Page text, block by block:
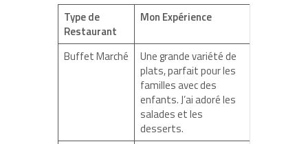
Type de
Restaurant
Mon Expérience
Buffet Marché
Une grande variété de
plats, parfait pour les
familles avec des
enfants. J’ai adoré les
salades et les
desserts.